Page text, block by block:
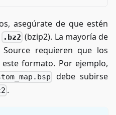
asegúrate de que estén
.bz2 (bzip2). La mayoría de
requieren que los
formato. Por ejemplo,
debe subirse
.